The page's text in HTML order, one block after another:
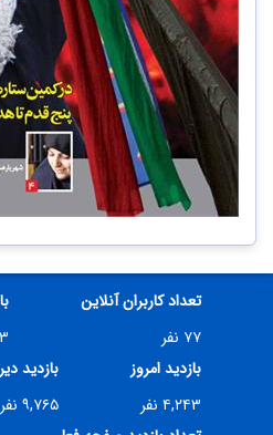
تعداد کاربران آنلاین
۷۷ نفر
بازدید امروز
۴,۲۴۳ نفر
بازدید
۹,۷۶۵ نفر